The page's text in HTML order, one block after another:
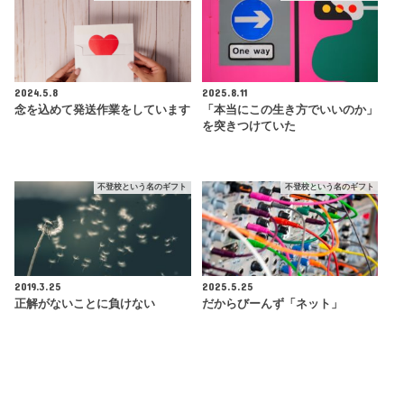
2024.5.8
念を込めて発送作業をしています
2025.8.11
「本当にこの生き方でいいのか」
を突きつけていた
不登校という名のギフト
2019.3.25
正解がないことに負けない
不登校という名のギフト
2025.5.25
だからびーんず「ネット」